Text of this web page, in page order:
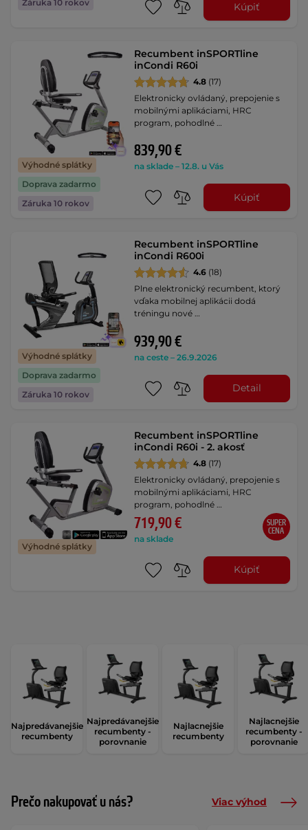
Záruka 10 rokov Kúpiť
Výhodné splátky
Doprava zadarmo
Záruka 10 rokov
Recumbent inSPORTline
inCondi R60i
4.8 (17)
Elektronicky ovládaný, prepojenie s
mobilnými aplikáciami, HRC
program, pohodlné …
839,90 €
na sklade – 12.8. u Vás
Kúpiť
Výhodné splátky
Doprava zadarmo
Záruka 10 rokov
Recumbent inSPORTline
inCondi R600i
4.6 (18)
Plne elektronický recumbent, ktorý
vďaka mobilnej aplikácii dodá
tréningu nové …
939,90 €
na ceste – 26.9.2026
Detail
Výhodné splátky
Recumbent inSPORTline
inCondi R60i - 2. akosť
4.8 (17)
Elektronicky ovládaný, prepojenie s
mobilnými aplikáciami, HRC
program, pohodlné …
719,90 €
na sklade
SUPER
CENA
Kúpiť
Najpredávanejšie
recumbenty
Najpredávanejšie
recumbenty -
porovnanie
Najlacnejšie
recumbenty
Najlacnejšie
recumbenty -
porovnanie
Prečo nakupovať u nás? Viac výhod